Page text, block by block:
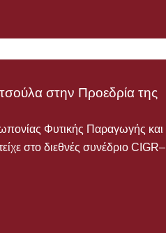
στην Προεδρία της
Φυτικής Παραγωγής και
στο διεθνές συνέδριο CIGR–